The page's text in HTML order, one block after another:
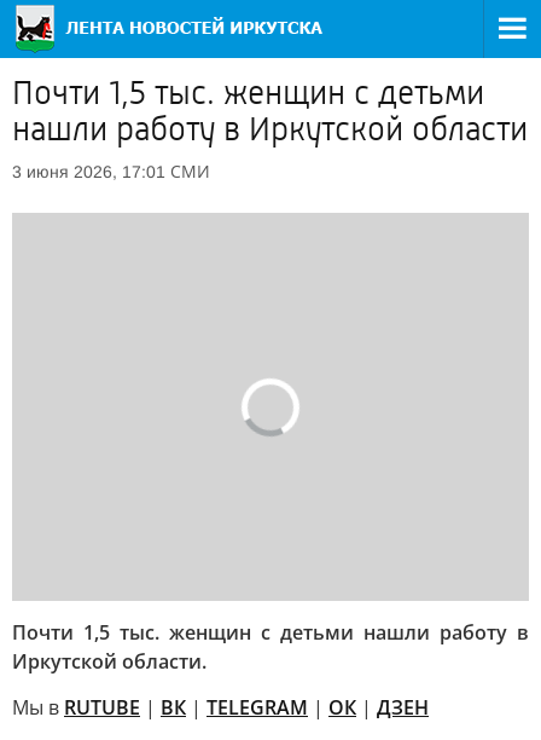
Почти 1,5 тыс. женщин с детьми
нашли работу в Иркутской области
3 июня 2026, 17:01 СМИ
Почти 1,5 тыс. женщин с детьми нашли работу в
Иркутской области.
Мы в RUTUBE | ВК | TELEGRAM | ОК | ДЗЕН